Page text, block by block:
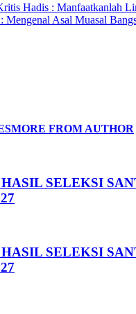
Hadis : Manfaatkanlah
Mengenal Asal Muasal
MORE FROM AUTHOR
SELEKSI
SELEKSI